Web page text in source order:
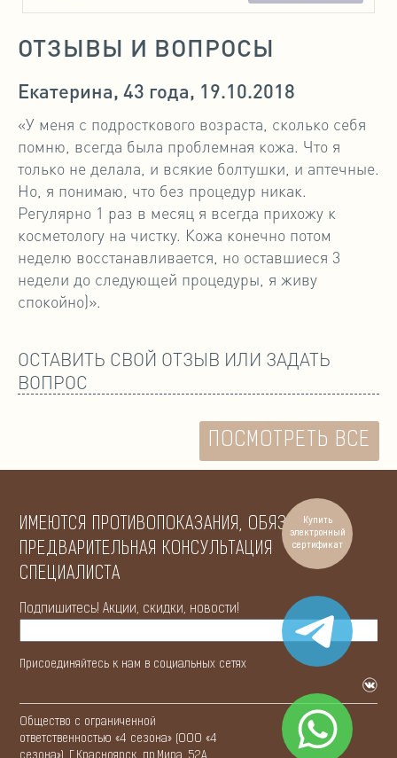
ОТЗЫВЫ И ВОПРОСЫ
Екатерина, 43 года, 19.10.2018
«У меня с подросткового возраста, сколько себя
помню, всегда была проблемная кожа. Что я
только не делала, и всякие болтушки, и аптечные.
Но, я понимаю, что без процедур никак.
Регулярно 1 раз в месяц я всегда прихожу к
косметологу на чистку. Кожа конечно потом
неделю восстанавливается, но оставшиеся 3
недели до следующей процедуры, я живу
спокойно)».
ОСТАВИТЬ СВОЙ ОТЗЫВ ИЛИ ЗАДАТЬ
ВОПРОС
ПОСМОТРЕТЬ ВСЕ
ИМЕЮТСЯ ПРОТИВОПОКАЗАНИЯ, ОБЯЗАТЕЛЬНА
ПРЕДВАРИТЕЛЬНАЯ КОНСУЛЬТАЦИЯ
СПЕЦИАЛИСТА
Подпишитесь! Акции, скидки, новости!
Присоединяйтесь к нам в социальных сетях
Общество с ограниченной
ответственностью «4 сезона» (ООО «4
Купить
электронный
сертификат